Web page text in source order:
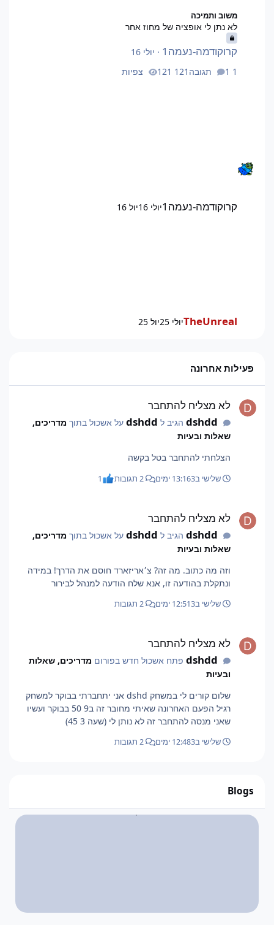
משוב ותמיכה
לא נתן לי אופציה של מחוז אחר
קרוקודמה-נעמה1 · יולי 16
1 תגובה
121 צפיות
קרוקודמה-נעמה1 יולי 16 יול 16
TheUnrealיולי 25 יול 25
פעילות אחרונה
לא מצליח להתחבר
dshddהגיב ל dshddעל אשכול בתוך מדריכים,
שאלות ובעיות
הצלחתי להתחבר בטל בקשה
שלישי ב13:163 ימים 1
לא מצליח להתחבר
dshddהגיב ל dshddעל אשכול בתוך מדריכים,
שאלות ובעיות
וזה מה כתוב. מה זה? צ׳אריזארד חוסם את הדרך! במידה
ונתקלת בהודעה זו, אנא שלח הודעה למנהל לבירור
שלישי ב12:513 ימים
לא מצליח להתחבר
dshddפתח אשכול חדש בפורום מדריכים, שאלות
ובעיות
שלום קורים לי במשחק dshd אני יתחברתי בבוקר למשחק
רגיל הפעם האחרונה שאיתי מחובר זה ב9 50 בבוקר ועשיו
שאני מנסה להתחבר זה לא נותן לי (שעה 3 45)
שלישי ב12:483 ימים
Blogs